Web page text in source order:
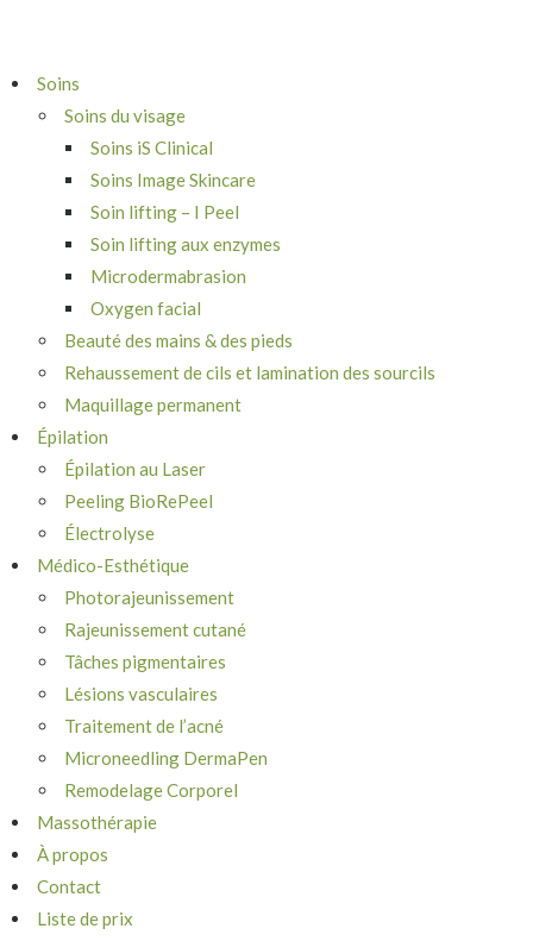
Soins
Soins du visage
Soins iS Clinical
Soins Image Skincare
Soin lifting – I Peel
Soin lifting aux enzymes
Microdermabrasion
Oxygen facial
Beauté des mains & des pieds
Rehaussement de cils et lamination des sourcils
Maquillage permanent
Épilation
Épilation au Laser
Peeling BioRePeel
Électrolyse
Médico-Esthétique
Photorajeunissement
Rajeunissement cutané
Tâches pigmentaires
Lésions vasculaires
Traitement de l’acné
Microneedling DermaPen
Remodelage Corporel
Massothérapie
À propos
Contact
Liste de prix